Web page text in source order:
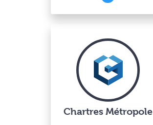
Chartres Métropole